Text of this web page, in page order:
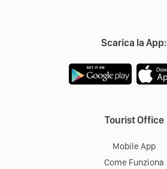
Scarica la App:
Tourist Office
Mobile App
Come Funziona